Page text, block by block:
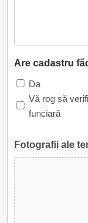
Are cadastru
Da
Vă rog să
funciară
Fotografii ale